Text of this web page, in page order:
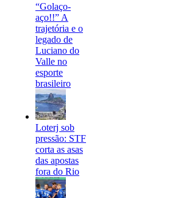
“Golaço-
aço!!” A
trajetória e o
legado de
Luciano do
Valle no
esporte
brasileiro
Loterj sob
pressão: STF
corta as asas
das apostas
fora do Rio